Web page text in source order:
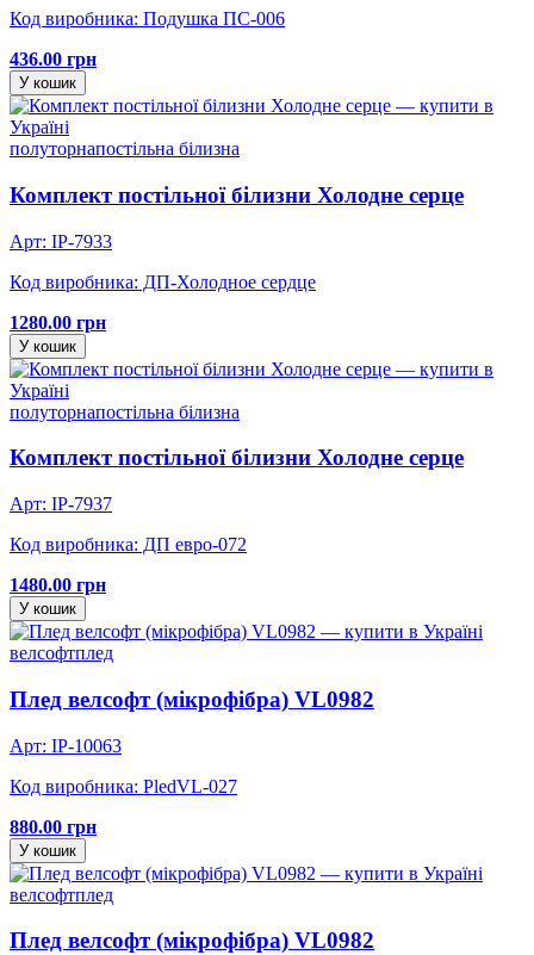
Код виробника: Подушка ПС-006
436.00 грн
У кошик
полуторнапостільна білизна
Комплект постільної білизни Холодне серце
Арт: IP-7933
Код виробника: ДП-Холодное сердце
1280.00 грн
У кошик
полуторнапостільна білизна
Комплект постільної білизни Холодне серце
Арт: IP-7937
Код виробника: ДП евро-072
1480.00 грн
У кошик
велсофтплед
Плед велсофт (мікрофібра) VL0982
Арт: IP-10063
Код виробника: PledVL-027
880.00 грн
У кошик
велсофтплед
Плед велсофт (мікрофібра) VL0982